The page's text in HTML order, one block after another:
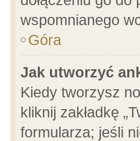
wspomnianego
Góra
Jak utworzyć
Kiedy tworzysz
kliknij zakładkę
formularza; jeśli